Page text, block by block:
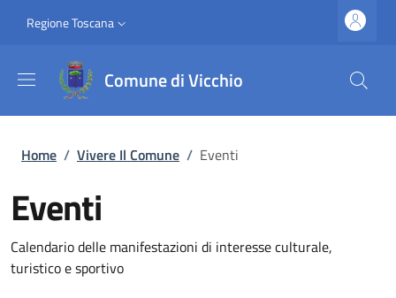
Slim top
Regione Toscana
Comune di Vicchio
Briciole di pane
Home / Vivere Il Comune / Eventi
Eventi
Calendario delle manifestazioni di interesse culturale,
turistico e sportivo